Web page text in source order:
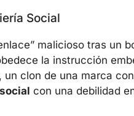
Social
malicioso tras un
la instrucción
clon de una marca
con una debilidad